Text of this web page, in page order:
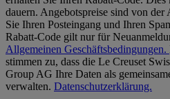
dauern. Angebotspreise sind von
Sie Ihren Posteingang und Ihren
Rabatt-Code gilt nur für
Allgemeinen Geschäftsbedingungen.
stimmen zu, dass die Le Creuset
Group AG Ihre Daten als
verwalten. Datenschutzerklärung.